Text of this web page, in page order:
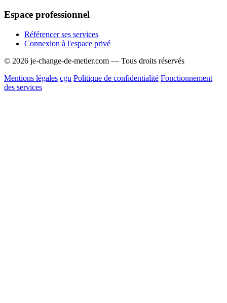
Espace professionnel
Référencer ses services
Connexion à l'espace privé
© 2026 je-change-de-metier.com — Tous droits réservés
Mentions légales cgu Politique de confidentialité Fonctionnement
des services